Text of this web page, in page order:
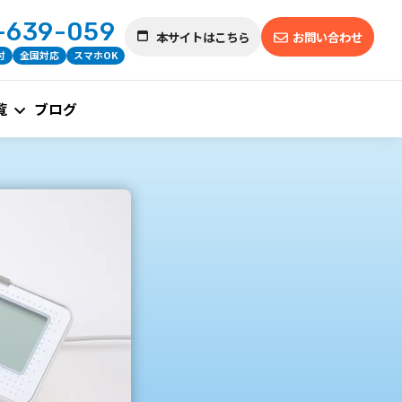
639-059
全国対応 スマホOK
本サイトはこちら お問い合わせ
ブログ